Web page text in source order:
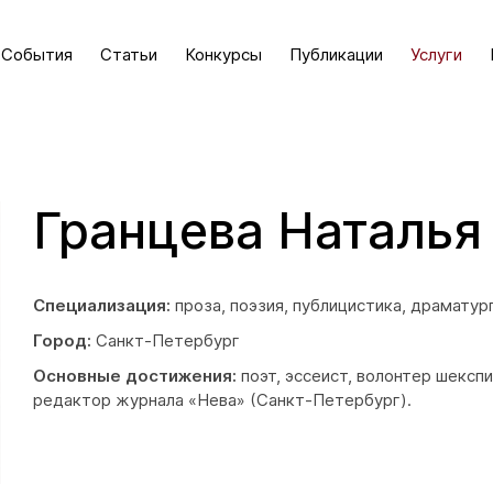
События Статьи Конкурсы Публикации Услуги
Гранцева Наталья
Специализация: проза, поэзия, публицистика,
Город: Санкт-Петербург
Основные достижения: поэт, эссеист, волонтер
редактор журнала «Нева» (Санкт-Петербург).